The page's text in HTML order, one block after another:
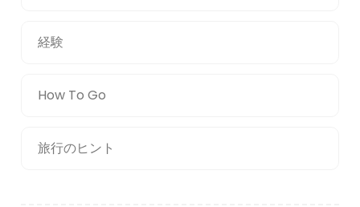
経験
How To Go
旅行のヒント